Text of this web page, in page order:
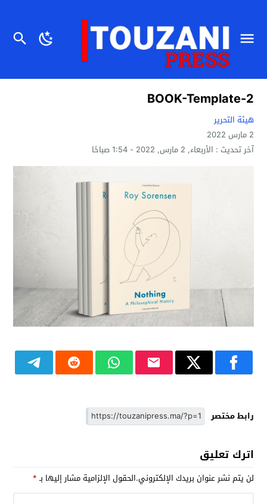
BOOK-Template-2
هيئة التحرير
2 مارس 2022
آخر تحديث : الأربعاء, 2 مارس, 2022 - 1:54 صباحًا
رابط مختصر
اترك تعليق
لن يتم نشر عنوان بريدك الإلكتروني.الحقول الإلزامية مشار إليها بـ*